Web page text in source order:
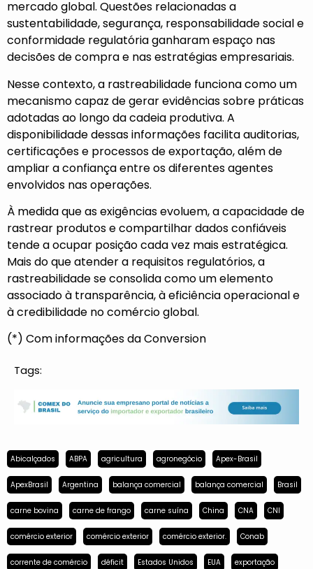
mercado global. Questões relacionadas a
sustentabilidade, segurança, responsabilidade social e
conformidade regulatória ganharam espaço nas
decisões de compra e nas estratégias empresariais.
Nesse contexto, a rastreabilidade funciona como um
mecanismo capaz de gerar evidências sobre práticas
adotadas ao longo da cadeia produtiva. A
disponibilidade dessas informações facilita auditorias,
certificações e processos de exportação, além de
ampliar a confiança entre os diferentes agentes
envolvidos nas operações.
À medida que as exigências evoluem, a capacidade de
rastrear produtos e compartilhar dados confiáveis
tende a ocupar posição cada vez mais estratégica.
Mais do que atender a requisitos regulatórios, a
rastreabilidade se consolida como um elemento
associado à transparência, à eficiência operacional e
à credibilidade no comércio global.
(*) Com informações da Conversion
Tags:
Abicalçados ABPA agricultura agronegócio Apex-Brasil
ApexBrasil Argentina balança comercial balança comercial Brasil
carne bovina carne de frango carne suína China CNA CNI
comércio exterior comércio exterior comércio exterior. Conab
corrente de comércio déficit Estados Unidos EUA exportação